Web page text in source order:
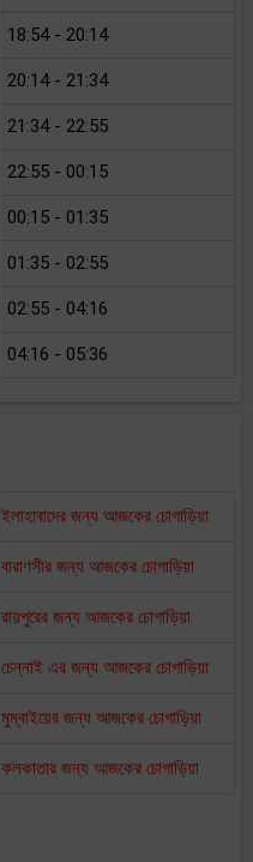
18:54 - 20:14
20:14 - 21:34
21:34 - 22:55
22:55 - 00:15
00:15 - 01:35
01:35 - 02:55
02:55 - 04:16
04:16 - 05:36
ইলাহাবাদের জন্য আজকের চোগাড়িয়া
বারাণসীর জন্য আজকের চোগাড়িয়া
রায়পুরের জন্য আজকের চোগাড়িয়া
চেন্নাই এর জন্য আজকের চোগাড়িয়া
মুম্বাইয়ের জন্য আজকের চোগাড়িয়া
কলকাতার জন্য আজকের চোগাড়িয়া